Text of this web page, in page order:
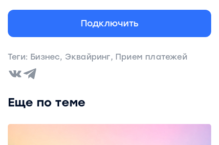
Подключить
Теги: Бизнес, Эквайринг, Прием платежей
Еще по теме